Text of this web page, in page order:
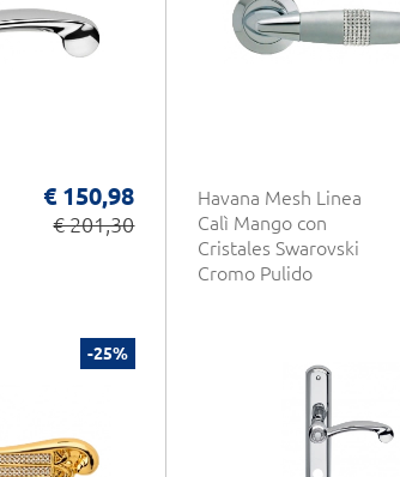
€ 150,98
€ 201,30
Havana Mesh Linea
Calì Mango con
Cristales Swarovski
Cromo Pulido
-25%